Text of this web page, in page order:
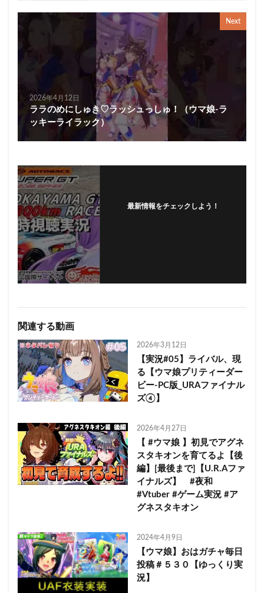
Next
2026年4月12日
ララのめにしゅき♡ラッシュっしゅ！（ウマ娘-ラ
ッキーライラック）
最新情報をチェックしよう！
関連する動画
2026年3月12日
【実況#05】ライバル、現
る【ウマ娘プリティーダー
ビー-PC版_URAファイナル
ズ④】
2026年4月27日
【 #ウマ娘 】初見でアグネ
スタキオンを育てるよ【後
編】[最後まで]【U.R.Aファ
イナルズ】 #夜和
#Vtuber #ゲーム実況 #ア
グネスタキオン
2024年4月9日
【ウマ娘】おはガチャ毎日
投稿＃５３０【ゆっくり実
況】